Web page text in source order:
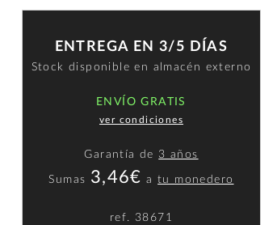
ENTREGA EN 3/5 DÍAS
Stock disponible en almacén externo
ENVÍO GRATIS
ver condiciones
Garantía de 3 años
Sumas 3,46€ atu monedero
ref. 38671